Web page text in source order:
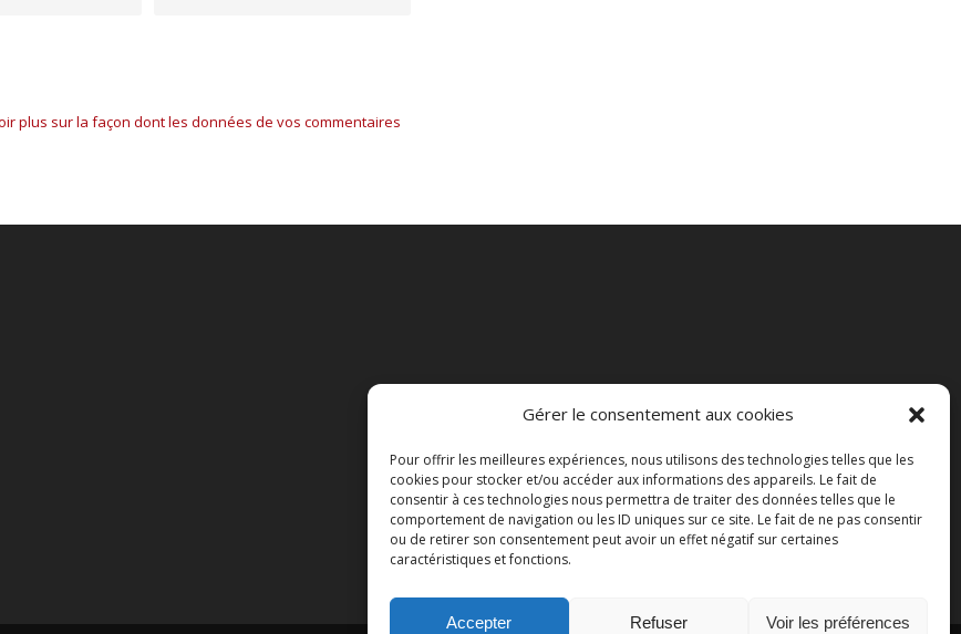
Gérer le consentement aux cookies
Pour offrir les meilleures expériences, nous utilisons des technologies telles que les
cookies pour stocker et/ou accéder aux informations des appareils. Le fait de
consentir à ces technologies nous permettra de traiter des données telles que le
comportement de navigation ou les ID uniques sur ce site. Le fait de ne pas consentir
ou de retirer son consentement peut avoir un effet négatif sur certaines
caractéristiques et fonctions.
Accepter Refuser Voir les préférences
plus sur la façon dont les données de vos commentaires